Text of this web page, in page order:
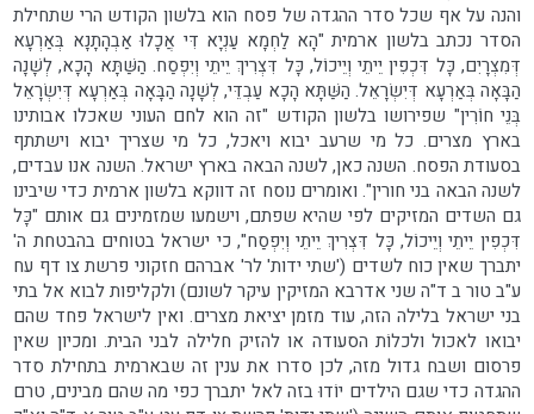
והנה על אף שכל סדר ההגדה של פסח הוא בלשון הקודש הרי שתחילת
הסדר נכתב בלשון ארמית "הָא לַחְמָא עַנְיָא דִּי אֲכָלוּ אַבְהָתָנָא בְּאַרְעָא
דְּמִצְרָיִם, כָּל דִּכְפִין יֵיתֵי וְיֵיכוֹל, כָּל דִּצְרִיךְ יֵיתֵי וְיִפְסַח. הַשַּׁתָּא הָכָא, לְשָׁנָה
הַבָּאָה בְּאַרְעָא דְּיִשְׂרָאֵל. הַשַּׁתָּא הָכָא עַבְדֵּי, לְשָׁנָה הַבָּאָה בְּאַרְעָא דְּיִשְׂרָאֵל
בְּנֵי חוֹרִין" שפירושו בלשון הקודש "זה הוא לחם העוני שאכלו אבותינו
בארץ מצרים. כל מי שרעב יבוא ויאכל, כל מי שצריך יבוא וישתתף
בסעודת הפסח. השנה כאן, לשנה הבאה בארץ ישראל. השנה אנו עבדים,
לשנה הבאה בני חורין". ואומרים נוסח זה דווקא בלשון ארמית כדי שיבינו
גם השדים המזיקים לפי שהיא שפתם, וישמעו שמזמינים גם אותם "כָּל
דִּכְפִין יֵיתֵי וְיֵיכוֹל, כָּל דִּצְרִיךְ יֵיתֵי וְיִפְסַח", כי ישראל בטוחים בהבטחת ה'
יתברך שאין כוח לשדים ('שתי ידות' לר' אברהם חזקוני פרשת צו דף עח
ע"ב טור ב ד"ה שני אדרבא המזיקין עיקר לשונם) ולקליפות לבוא אל בתי
בני ישראל בלילה הזה, עוד מזמן יציאת מצרים. ואין לישראל פחד שהם
יבואו לאכול ולכלוֹת הסעודה או להזיק חלילה לבני הבית. ומכיון שאין
פרסום ושבח גדול מזה, לכן סדרו את ענין זה שבארמית בתחילת סדר
ההגדה כדי שגם הילדים יוֹדוּ בזה לאל יתברך כפי מה שהם מבינים, טרם